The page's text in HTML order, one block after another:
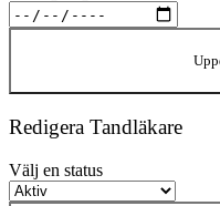
Redigera Tandläkare
Välj en status